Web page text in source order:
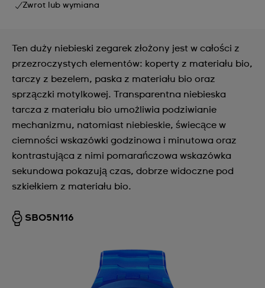
Zwrot lub wymiana
Ten duży niebieski zegarek złożony jest w całości z
przezroczystych elementów: koperty z materiału bio,
tarczy z bezelem, paska z materiału bio oraz
sprzączki motylkowej. Transparentna niebieska
tarcza z materiału bio umożliwia podziwianie
mechanizmu, natomiast niebieskie, świecące w
ciemności wskazówki godzinowa i minutowa oraz
kontrastująca z nimi pomarańczowa wskazówka
sekundowa pokazują czas, dobrze widoczne pod
szkiełkiem z materiału bio.
SB05N116